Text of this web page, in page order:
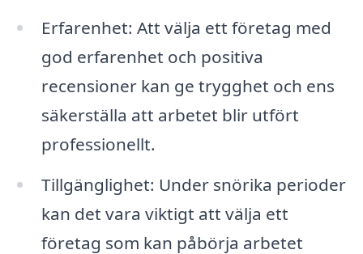
Erfarenhet: Att välja ett företag med
god erfarenhet och positiva
recensioner kan ge trygghet och ens
säkerställa att arbetet blir utfört
professionellt.
Tillgänglighet: Under snörika perioder
kan det vara viktigt att välja ett
företag som kan påbörja arbetet